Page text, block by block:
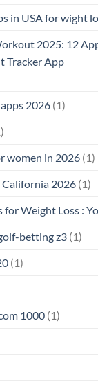
in USA for wight
2025: 12
Tracker App
2026 (1)
women in 2026 (1)
California 2026 (1)
for Weight Loss :
betting z3 (1)
(1)
1000 (1)